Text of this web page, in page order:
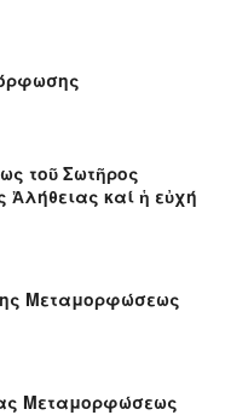
τοῦ Σωτῆρος
Ἀλήθειας καί ἡ εὐχή
Μεταμορφώσεως
Μεταμορφώσεως